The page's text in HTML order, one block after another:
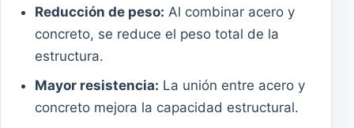
Reducción de peso: Al combinar acero y
concreto, se reduce el peso total de la
estructura.
Mayor resistencia: La unión entre acero y
concreto mejora la capacidad estructural.